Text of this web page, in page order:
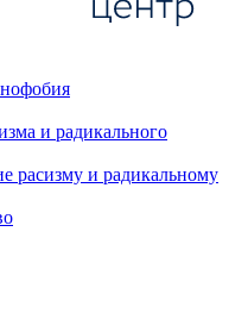
и радикального
расизму и радикальному